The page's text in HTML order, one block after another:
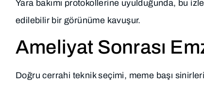
Yara bakımı protokollerine uyulduğunda, bu
edilebilir bir görünüme kavuşur.
Ameliyat Sonrası
Doğru cerrahi teknik seçimi, meme başı